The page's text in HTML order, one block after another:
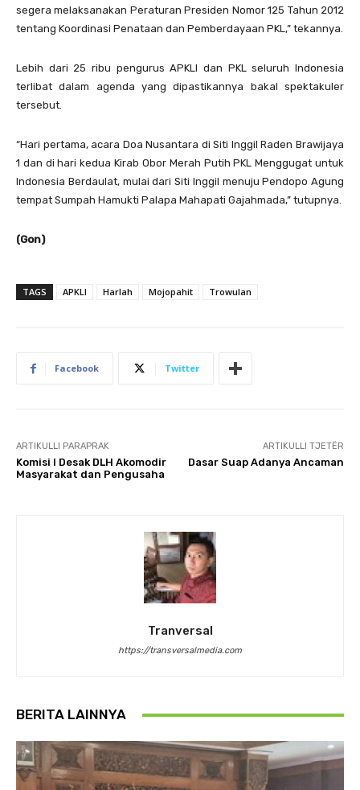
segera melaksanakan Peraturan Presiden Nomor 125 Tahun 2012
tentang Koordinasi Penataan dan Pemberdayaan PKL,” tekannya.
Lebih dari 25 ribu pengurus APKLI dan PKL seluruh Indonesia
terlibat dalam agenda yang dipastikannya bakal spektakuler
tersebut.
“Hari pertama, acara Doa Nusantara di Siti Inggil Raden Brawijaya
1 dan di hari kedua Kirab Obor Merah Putih PKL Menggugat untuk
Indonesia Berdaulat, mulai dari Siti Inggil menuju Pendopo Agung
tempat Sumpah Hamukti Palapa Mahapati Gajahmada,” tutupnya.
(Gon)
TAGS APKLI Harlah Mojopahit Trowulan
Facebook Twitter
ARTIKULLI PARAPRAK
Komisi I Desak DLH Akomodir
Masyarakat dan Pengusaha
ARTIKULLI TJETËR
Dasar Suap Adanya Ancaman
Tranversal
https://transversalmedia.com
BERITA LAINNYA